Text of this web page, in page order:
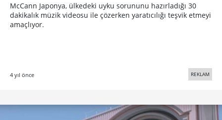
McCann Japonya, ülkedeki uyku sorununu hazırladığı 30
dakikalık müzik videosu ile çözerken yaratıcılığı teşvik etmeyi
amaçlıyor.
4 yıl önce REKLAM